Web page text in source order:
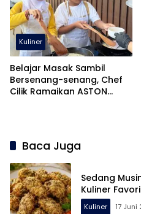
Kuliner
Belajar Masak Sambil
Bersenang-senang, Chef
Cilik Ramaikan ASTON
Baca Juga
Sedang
Kuliner
Kuliner 17 Juni